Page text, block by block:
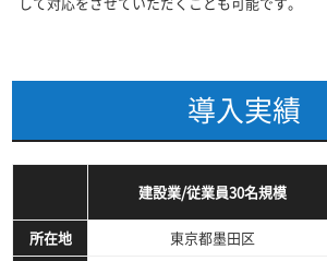
導入実績
建設業/従業員30名規模
所在地
東京都墨田区